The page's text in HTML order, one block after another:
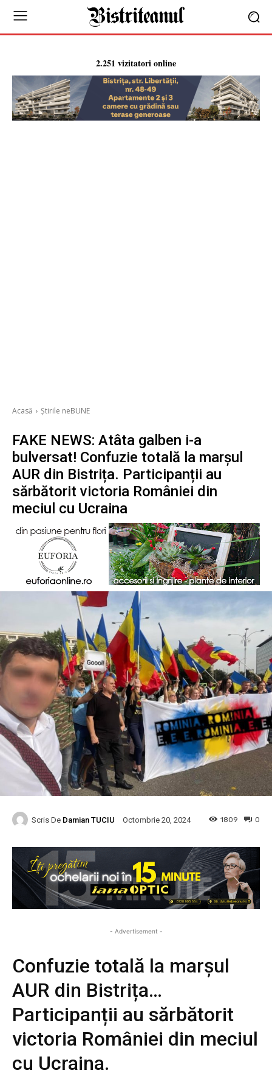
2.251 vizitatori online
Acasă Știrile neBUNE
FAKE NEWS: Atâta galben i-a
bulversat! Confuzie totală la marșul
AUR din Bistrița. Participanții au
sărbătorit victoria României din
meciul cu Ucraina
Scris De Damian TUCIU Octombrie 20, 2024 0
1809
- Advertisement -
Confuzie totală la marșul
AUR din Bistrița…
Participanții au sărbătorit
victoria României din meciul
cu Ucraina.